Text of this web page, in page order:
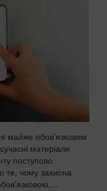
майже обов'язковим
матеріали
поступово
те, чому захисна